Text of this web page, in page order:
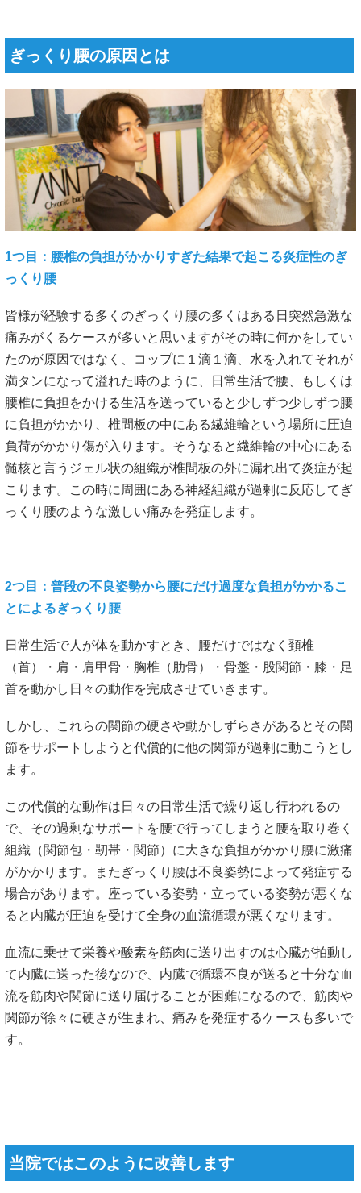
1つ目：腰椎の負担がかかりすぎた結果で起こる炎症性のぎ
っくり腰
皆様が経験する多くのぎっくり腰の多くはある日突然急激な
痛みがくるケースが多いと思いますがその時に何かをしてい
たのが原因ではなく、コップに１滴１滴、水を入れてそれが
満タンになって溢れた時のように、日常生活で腰、もしくは
腰椎に負担をかける生活を送っていると少しずつ少しずつ腰
に負担がかかり、椎間板の中にある繊維輪という場所に圧迫
負荷がかかり傷が入ります。そうなると繊維輪の中心にある
髄核と言うジェル状の組織が椎間板の外に漏れ出て炎症が起
こります。この時に周囲にある神経組織が過剰に反応してぎ
2つ目：普段の不良姿勢から腰にだけ過度な負担がかかるこ
とによるぎっくり腰
日常生活で人が体を動かすとき、腰だけではなく頚椎
（首）・肩・肩甲骨・胸椎（肋骨）・骨盤・股関節・膝・足
首を動かし日々の動作を完成させていきます。
しかし、これらの関節の硬さや動かしずらさがあるとその関
この代償的な動作は日々の日常生活で繰り返し行われるの
で、その過剰なサポートを腰で行ってしまうと腰を取り巻く
がかかります。またぎっくり腰は不良姿勢によって発症する
場合があります。座っている姿勢・立っている姿勢が悪くな
ると内臓が圧迫を受けて全身の血流循環が悪くなります。
血流に乗せて栄養や酸素を筋肉に送り出すのは心臓が拍動し
て内臓に送った後なので、内臓で循環不良が送ると十分な血
流を筋肉や関節に送り届けることが困難になるので、筋肉や
関節が徐々に硬さが生まれ、痛みを発症するケースも多いで
当院ではこのように改善します
当院ではまず、ぎっくり腰の原因が炎症性・代償性・内臓の
循環不良の何で起きているものなのか徹底的に評価を行い施